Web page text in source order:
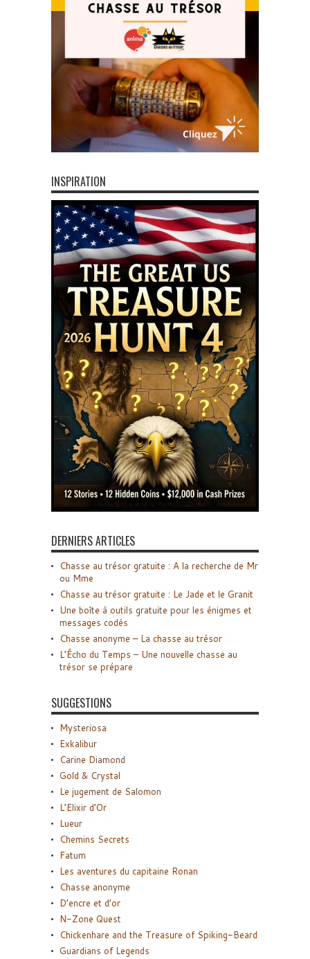
INSPIRATION
DERNIERS ARTICLES
Chasse au trésor gratuite : A la recherche de Mr
ou Mme
Chasse au trésor gratuite : Le Jade et le Granit
Une boîte à outils gratuite pour les énigmes et
messages codés
Chasse anonyme – La chasse au trésor
L’Écho du Temps – Une nouvelle chasse au
trésor se prépare
SUGGESTIONS
Mysteriosa
Exkalibur
Carine Diamond
Gold & Crystal
Le jugement de Salomon
L’Elixir d’Or
Lueur
Chemins Secrets
Fatum
Les aventures du capitaine Ronan
Chasse anonyme
D’encre et d’or
N-Zone Quest
Chickenhare and the Treasure of Spiking-Beard
Guardians of Legends